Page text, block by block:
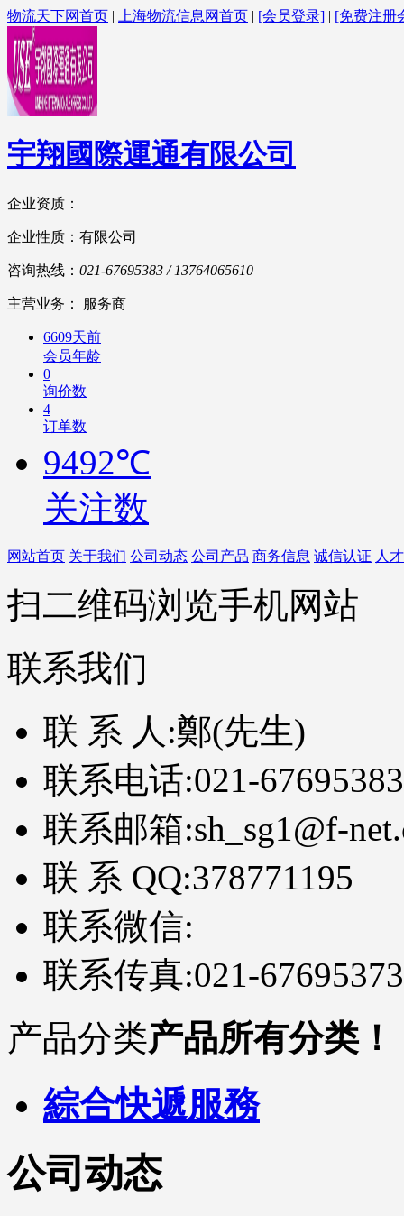
物流天下网首页 | 上海物流信息网首页 | [会员登录] | [免费注册
宇翔國際運通有限公司
企业资质：
企业性质：有限公司
咨询热线： 021-67695383 / 13764065610
主营业务： 服务商
6609天前
会员年龄
0
询价数
4
订单数
9492℃
关注数
网站首页 关于我们 公司动态 公司产品 商务信息 诚信认证 人
扫二维码浏览手机网站
联系我们
联 系 人:鄭(先生)
联系电话:021-
联系邮箱:sh_sg1@f-
联 系 QQ:378771195
联系微信:
联系传真:021-67695373
产品分类产品所有分类！
綜合快遞服務
公司动态